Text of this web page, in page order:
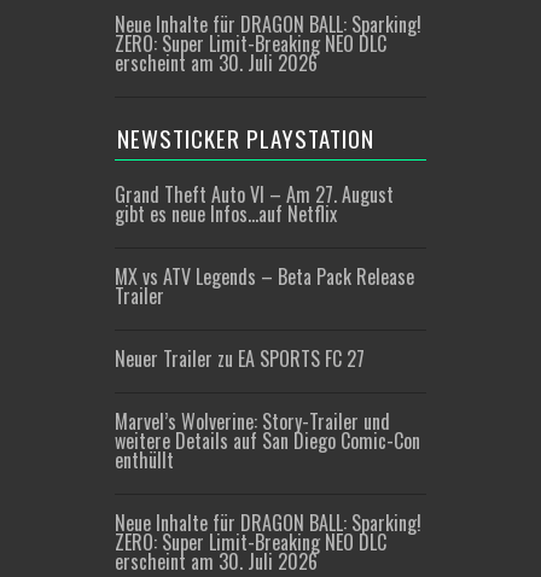
Neue Inhalte für DRAGON BALL: Sparking!
ZERO: Super Limit-Breaking NEO DLC
erscheint am 30. Juli 2026
NEWSTICKER PLAYSTATION
Grand Theft Auto VI – Am 27. August
gibt es neue Infos…auf Netflix
MX vs ATV Legends – Beta Pack Release
Trailer
Neuer Trailer zu EA SPORTS FC 27
Marvel’s Wolverine: Story-Trailer und
weitere Details auf San Diego Comic-Con
enthüllt
Neue Inhalte für DRAGON BALL: Sparking!
ZERO: Super Limit-Breaking NEO DLC
erscheint am 30. Juli 2026